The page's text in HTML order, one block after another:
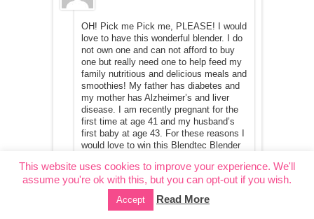
OH! Pick me Pick me, PLEASE! I would
love to have this wonderful blender. I do
not own one and can not afford to buy
one but really need one to help feed my
family nutritious and delicious meals and
smoothies! My father has diabetes and
my mother has Alzheimer’s and liver
disease. I am recently pregnant for the
first time at age 41 and my husband’s
first baby at age 43. For these reasons I
would love to win this Blendtec Blender
Thank you! Betsy
This website uses cookies to improve your experience. We'll
assume you're ok with this, but you can opt-out if you wish.
Accept Read More